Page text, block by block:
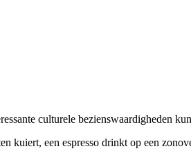
culturele bezienswaardigheden
een espresso drinkt op een